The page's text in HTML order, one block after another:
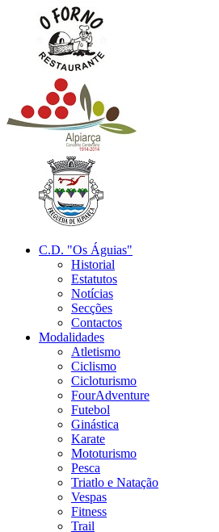
C.D. "Os Águias"
Historial
Estatutos
Notícias
Secções
Contactos
Modalidades
Atletismo
Ciclismo
Cicloturismo
FourAdventure
Futebol
Ginástica
Karate
Mototurismo
Pesca
Triatlo e Natação
Vespas
Fitness
Trail